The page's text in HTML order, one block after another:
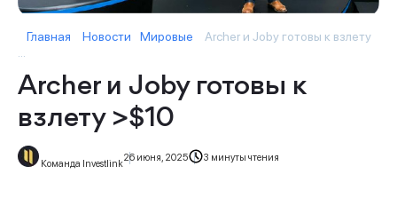
Главная Новости Мировые
Archer и Joby готовы к взлету
...
Archer и Joby готовы к
взлету >$10
Команда Investlink
26 июня, 2025 3 минуты чтения